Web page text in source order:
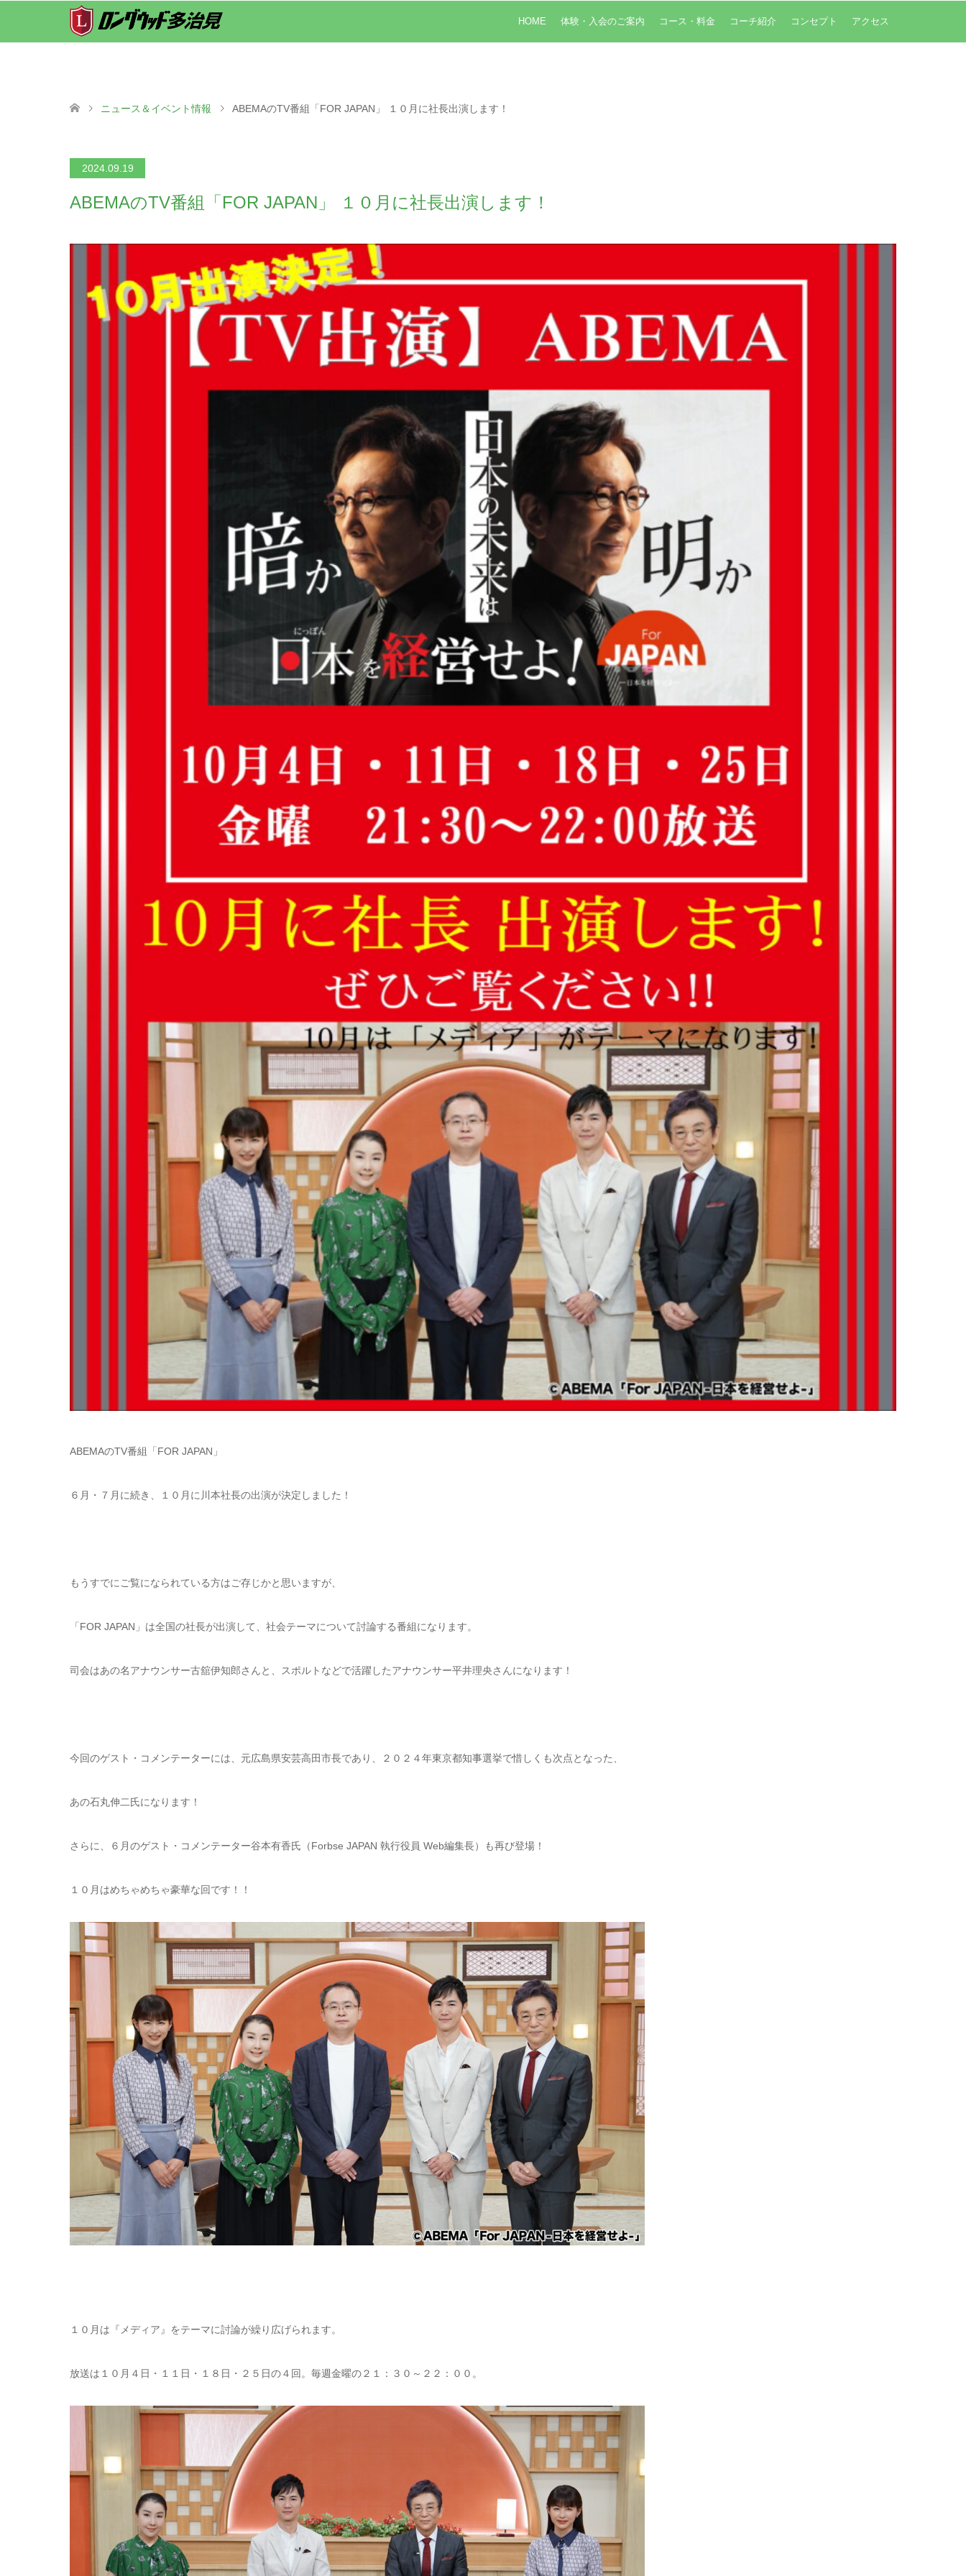
HOME 体験・入会のご案内 コース・料金 コーチ紹介 コンセプト アクセス
ニュース＆イベント情報 ABEMAのTV番組「FOR JAPAN」 １０月に社長出演します！
2024.09.19
ABEMAのTV番組「FOR JAPAN」 １０月に社長出演します！
ABEMAのTV番組「FOR JAPAN」
６月・７月に続き、１０月に川本社長の出演が決定しました！
もうすでにご覧になられている方はご存じかと思いますが、
「FOR JAPAN」は全国の社長が出演して、社会テーマについて討論する番組になります。
司会はあの名アナウンサー古舘伊知郎さんと、スポルトなどで活躍したアナウンサー平井理央さんになります！
今回のゲスト・コメンテーターには、元広島県安芸高田市長であり、２０２４年東京都知事選挙で惜しくも次点となった、
あの石丸伸二氏になります！
さらに、６月のゲスト・コメンテーター谷本有香氏（Forbse JAPAN 執行役員 Web編集長）も再び登場！
１０月はめちゃめちゃ豪華な回です！！
１０月は『メディア』をテーマに討論が繰り広げられます。
放送は１０月４日・１１日・１８日・２５日の４回。毎週金曜の２１：３０～２２：００。